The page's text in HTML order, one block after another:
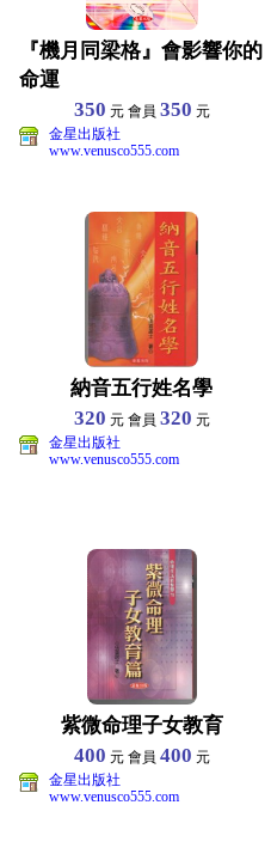
『機月同梁格』會影響你的
命運
350 元 會員 350 元
金星出版社
www.venusco555.com
納音五行姓名學
320 元 會員 320 元
金星出版社
www.venusco555.com
紫微命理子女教育
400 元 會員 400 元
金星出版社
www.venusco555.com